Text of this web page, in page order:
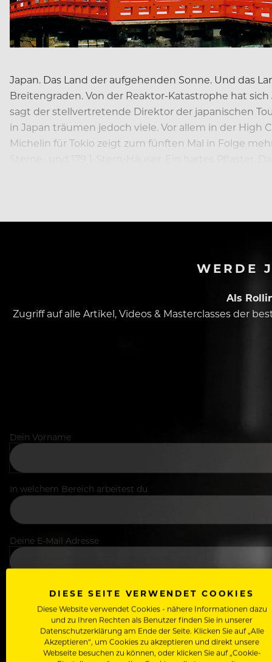
Japan. Das Land der aufgehenden Sonne. Und das
Breitengraden. Von der Reaktor-Katastrophe hat
sagt der stellvertretende Direktor der japanischen
in Japan träumen jedoch viele. Vor allem in der High
Michelin für Tokio zeigt zum fünften Mal in Folge
WERDE
Als
Zugriff auf alle Artikel, Videos & Masterclasses der
Dein Vorname
In welchem Bereich arbeitest du
Deine E-Mail Adresse
Ich stimme denNutzungsbedingungenund
DIESE SEITE VERWENDET COOKIES
Diese Website verwendet Cookies - nähere Informationen dazu
und zu Ihren Rechten als Benutzer finden Sie in unserer
Datenschutzerklärung am Ende der Seite. Klicken Sie auf „Alle
Akzeptieren“, um Cookies zu akzeptieren und direkt unsere
Webseite besuchen zu können, oder klicken Sie auf „Cookie-